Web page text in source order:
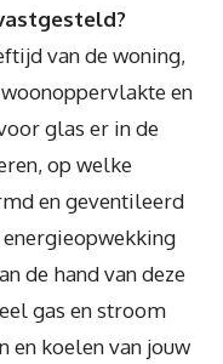
van de woning,
en
glas er in de
op welke
en geventileerd
energieopwekking
de hand van deze
gas en stroom
en koelen van jouw